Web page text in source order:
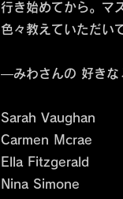
行き始めてから。マ
色々教えていただい
―みわさんの 好きな
Sarah Vaughan
Carmen Mcrae
Ella Fitzgerald
Nina Simone